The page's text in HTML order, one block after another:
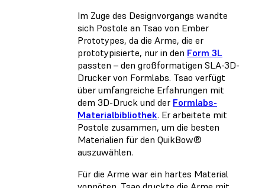
Im Zuge des Designvorgangs wandte
sich Postole an Tsao von Ember
Prototypes, da die Arme, die er
prototypisierte, nur in den Form 3L
passten – den großformatigen SLA-3D-
Drucker von Formlabs. Tsao verfügt
über umfangreiche Erfahrungen mit
dem 3D-Druck und der Formlabs-
Materialbibliothek. Er arbeitete mit
Postole zusammen, um die besten
Materialien für den QuikBow®
auszuwählen.
Für die Arme war ein hartes Material